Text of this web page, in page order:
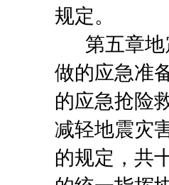
规定。
第五章
做的应急准
的应急抢险
减轻地震灾
的规定，共